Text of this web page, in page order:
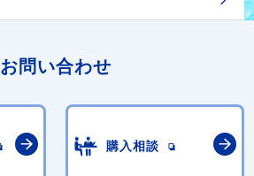
お問い合わせ
購入相談